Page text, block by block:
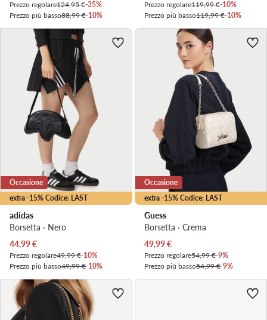
Prezzo regolare124,95 €-35%
Prezzo più basso88,99 €-10%
Prezzo regolare119,99 €-10%
Prezzo più basso119,99 €-10%
extra -15% Codice: LAST
Occasione
adidas
Borsetta · Nero
Prezzo attuale
44,99€
Prezzo regolare49,99 €-10%
Prezzo più basso49,99 €-10%
extra -15% Codice: LAST
Occasione
Guess
Borsetta · Crema
Prezzo attuale
49,99€
Prezzo regolare54,99 €-9%
Prezzo più basso54,99 €-9%